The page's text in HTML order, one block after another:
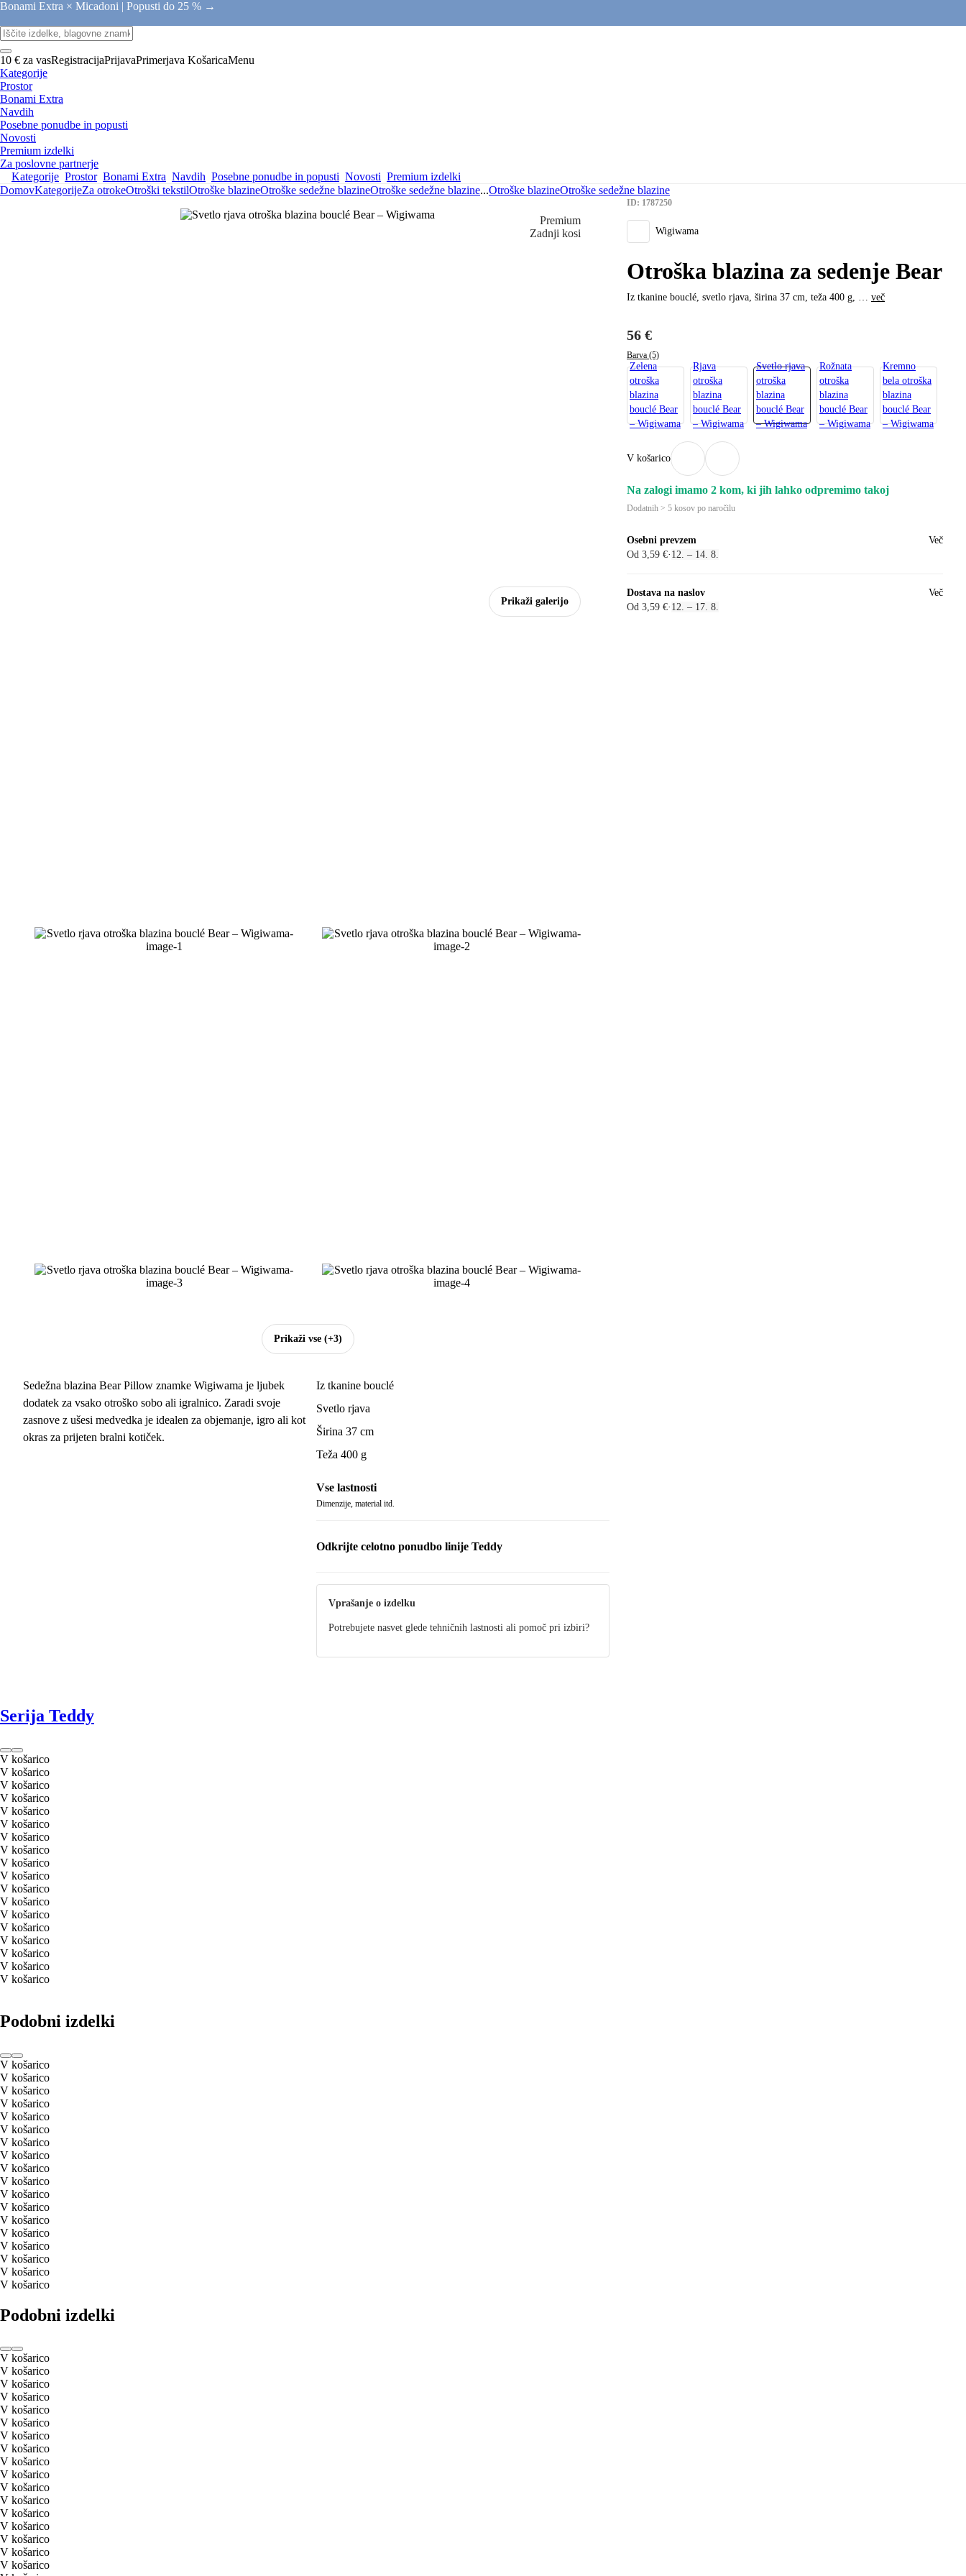
Bonami Extra × Micadoni | Popusti do 25 % →
10 € za vasRegistracijaPrijavaPrimerjava KošaricaMenu
Kategorije
Prostor
Bonami Extra
Navdih
Posebne ponudbe in popusti
Novosti
Premium izdelki
Za poslovne partnerje
Kategorije Prostor Bonami Extra Navdih Posebne ponudbe in popusti Novosti Premium izdelki
DomovKategorijeZa otrokeOtroški tekstilOtroške blazineOtroške sedežne blazineOtroške sedežne blazine...Otroške blazineOtroške sedežne blazine
Prikaži galerijo
Prikaži vse (+3)
Premium
Zadnji kosi
ID: 1787250
Wigiwama
Otroška blazina za sedenje Bear
Iz tkanine bouclé, svetlo rjava, širina 37 cm, teža 400 g, … več
56 €
Barva (5)
Zelena
otroška
blazina
bouclé Bear
– Wigiwama
Rjava
otroška
blazina
bouclé Bear
– Wigiwama
Svetlo rjava
otroška
blazina
bouclé Bear
– Wigiwama
Rožnata
otroška
blazina
bouclé Bear
– Wigiwama
Kremno
bela otroška
blazina
bouclé Bear
– Wigiwama
V košarico
Na zalogi imamo 2 kom, ki jih lahko odpremimo takoj
Dodatnih > 5 kosov po naročilu
Osebni prevzem
Od 3,59 €· 12. – 14. 8.
Več
Dostava na naslov
Od 3,59 €· 12. – 17. 8.
Več
Sedežna blazina Bear Pillow znamke Wigiwama je ljubek
dodatek za vsako otroško sobo ali igralnico. Zaradi svoje
zasnove z ušesi medvedka je idealen za objemanje, igro ali kot
okras za prijeten bralni kotiček.
Iz tkanine bouclé
Svetlo rjava
Širina 37 cm
Teža 400 g
Vse lastnosti
Dimenzije, material itd.
Odkrijte celotno ponudbo linije Teddy
Vprašanje o izdelku
Potrebujete nasvet glede tehničnih lastnosti ali pomoč pri izbiri?
Serija Teddy
V košarico
V košarico
V košarico
V košarico
V košarico
V košarico
V košarico
V košarico
V košarico
V košarico
V košarico
V košarico
V košarico
V košarico
V košarico
V košarico
V košarico
V košarico
Podobni izdelki
V košarico
V košarico
V košarico
V košarico
V košarico
V košarico
V košarico
V košarico
V košarico
V košarico
V košarico
V košarico
V košarico
V košarico
V košarico
V košarico
V košarico
V košarico
Podobni izdelki
V košarico
V košarico
V košarico
V košarico
V košarico
V košarico
V košarico
V košarico
V košarico
V košarico
V košarico
V košarico
V košarico
V košarico
V košarico
V košarico
V košarico